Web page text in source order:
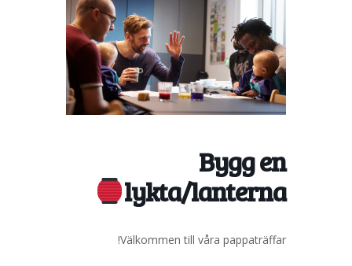
Bygg en
lykta/lanterna
Välkommen till våra pappaträffar!